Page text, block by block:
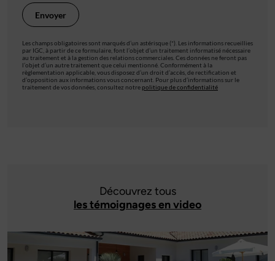
Les champs obligatoires sont marqués d’un astérisque (*). Les informations recueillies
par IGC, à partir de ce formulaire, font l’objet d’un traitement informatisé nécessaire
au traitement et à la gestion des relations commerciales. Ces données ne feront pas
l’objet d’un autre traitement que celui mentionné. Conformément à la
règlementation applicable, vous disposez d’un droit d’accès, de rectification et
d’opposition aux informations vous concernant. Pour plus d’informations sur le
traitement de vos données, consultez notre politique de confidentialité
Découvrez tous
les témoignages en video